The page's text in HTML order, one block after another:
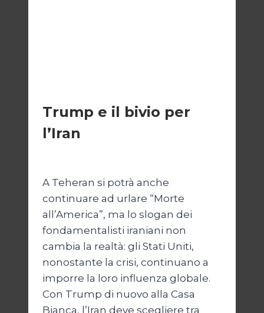
Trump e il bivio per
l’Iran
A Teheran si potrà anche
continuare ad urlare “Morte
all’America”, ma lo slogan dei
fondamentalisti iraniani non
cambia la realtà: gli Stati Uniti,
nonostante la crisi, continuano a
imporre la loro influenza globale.
Con Trump di nuovo alla Casa
Bianca, l’Iran deve scegliere tra